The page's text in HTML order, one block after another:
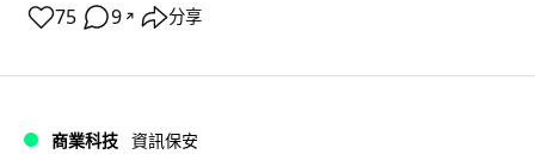
75 9 ↗ 分享
商業科技 資訊保安